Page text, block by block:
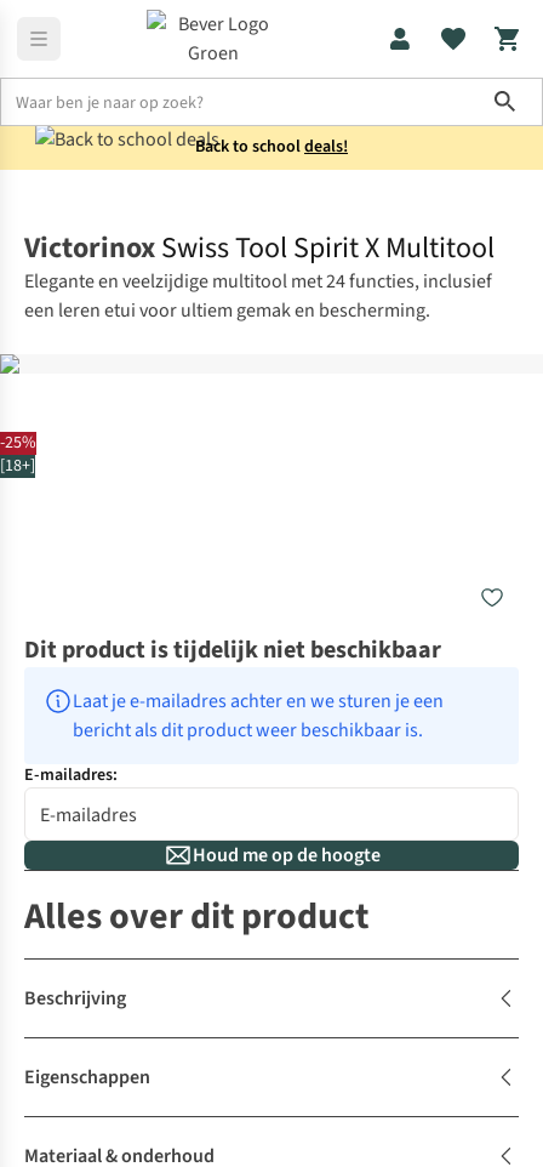
Back to schooldeals!
-25%
[18+]
VictorinoxSwiss Tool Spirit X Multitool
Elegante en veelzijdige multitool met 24 functies, inclusief
een leren etui voor ultiem gemak en bescherming.
Dit product is tijdelijk niet beschikbaar
Laat je e-mailadres achter en we sturen je een
bericht als dit product weer beschikbaar is.
E-mailadres:
Houd me op de hoogte
Alles over dit product
Beschrijving
Eigenschappen
Materiaal & onderhoud